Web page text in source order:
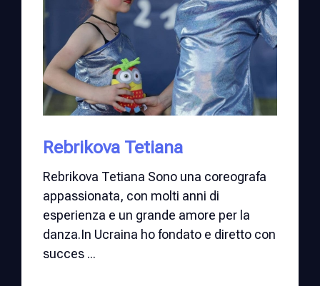
Rebrikova Tetiana
Rebrikova Tetiana Sono una coreografa
appassionata, con molti anni di
esperienza e un grande amore per la
danza.In Ucraina ho fondato e diretto con
succes ...